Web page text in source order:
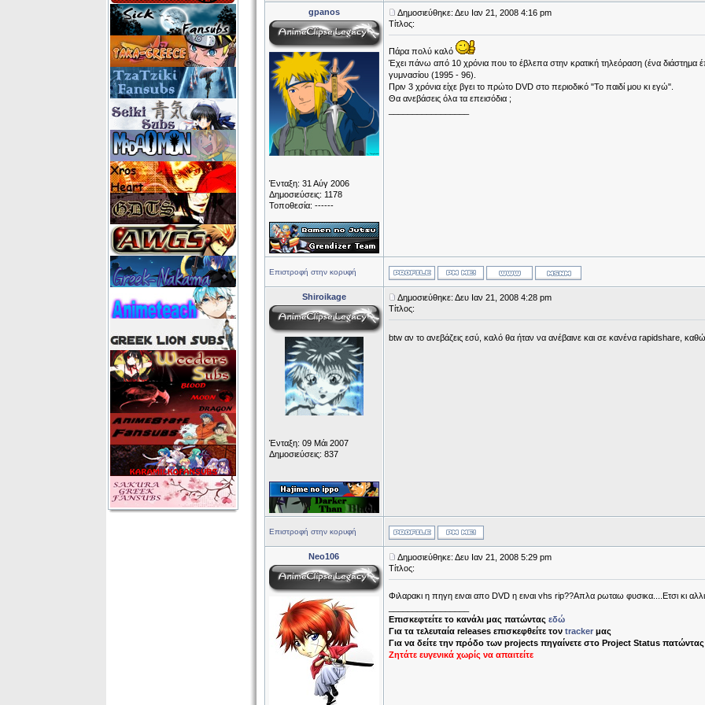
gpanos
Ένταξη: 31 Αύγ 2006
Δημοσιεύσεις: 1178
Τοποθεσία: ------
Δημοσιεύθηκε: Δευ Ιαν 21, 2008 4:16 pm
Τίτλος:
Πάρα πολύ καλό
Έχει πάνω από 10 χρόνια που το έβλεπα στην κρατική τηλεόραση (ένα διάστημα
γυμνασίου (1995 - 96).
Πριν 3 χρόνια είχε βγει το πρώτο DVD στο περιοδικό "Το παιδί μου κι εγώ".
Θα ανεβάσεις όλα τα επεισόδια ;
Επιστροφή στην κορυφή
Shiroikage
Ένταξη: 09 Μάι 2007
Δημοσιεύσεις: 837
Δημοσιεύθηκε: Δευ Ιαν 21, 2008 4:28 pm
Τίτλος:
btw αν το ανεβάζεις εσύ, καλό θα ήταν να ανέβαινε και σε κανένα rapidshare,
Επιστροφή στην κορυφή
Neo106
Δημοσιεύθηκε: Δευ Ιαν 21, 2008 5:29 pm
Τίτλος:
Φιλαρακι η πηγη ειναι απο DVD η ειναι vhs rip??Απλα ρωταω φυσικα....Ετσι κι
Επισκεφτείτε το κανάλι μας πατώντας εδώ
Για τα τελευταία releases επισκεφθείτε τον trackerμας
Για να δείτε την πρόδο των projects πηγαίνετε στο Project Status
Ζητάτε ευγενικά χωρίς να απαιτείτε